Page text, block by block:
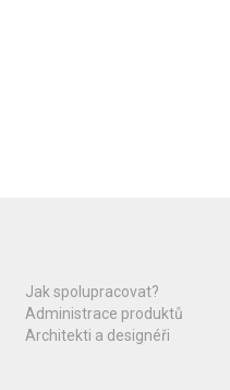
Jak spolupracovat?
Administrace produktů
Architekti a designéři